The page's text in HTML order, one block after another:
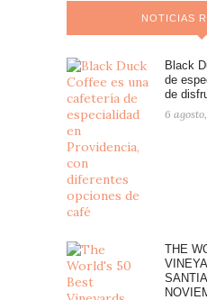
NOTICIAS
Black
de
de
6
THE